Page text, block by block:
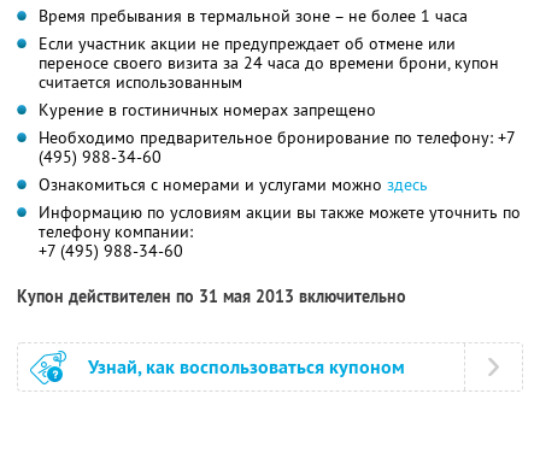
Время пребывания в термальной зоне – не более 1 часа
Если участник акции не предупреждает об отмене или
переносе своего визита за 24 часа до времени брони, купон
считается использованным
Курение в гостиничных номерах запрещено
Необходимо предварительное бронирование по телефону: +7
(495) 988-34-60
Ознакомиться с номерами и услугами можно здесь
Информацию по условиям акции вы также можете уточнить по
телефону компании:
+7 (495) 988-34-60
Купон действителен по 31 мая 2013 включительно
Узнай, как воспользоваться купоном